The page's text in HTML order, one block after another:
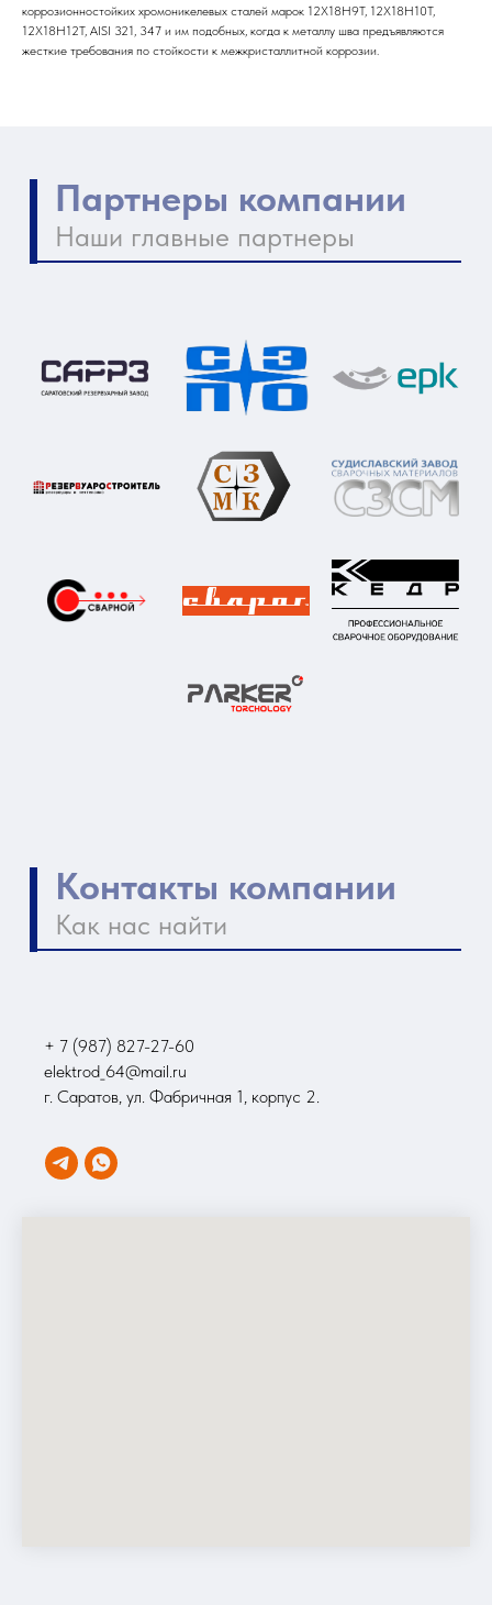
коррозионностойких хромоникелевых сталей марок 12Х18Н9Т, 12Х18Н10Т,
12Х18Н12Т, AISI 321, 347 и им подобных, когда к металлу шва предъявляются
жесткие требования по стойкости к межкристаллитной коррозии.
Контакты компании
+ 7 (987) 827-27-60
elektrod_64@mail.ru
г. Саратов, ул. Фабричная 1, корпус 2.